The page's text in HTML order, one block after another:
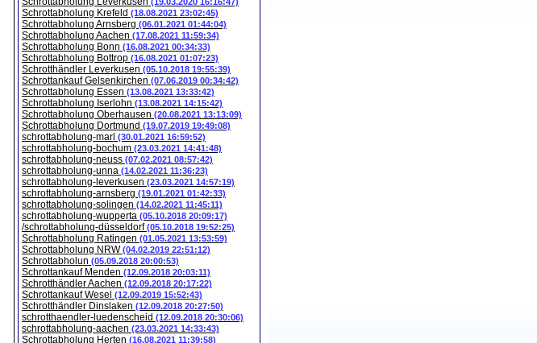
Schrottabholung Krefeld (18.08.2021 23:02:45)
Schrottabholung Arnsberg (06.01.2021 01:44:04)
Schrottabholung Aachen (17.08.2021 11:59:34)
Schrottabholung Bonn (16.08.2021 00:34:33)
Schrottabholung Bottrop (16.08.2021 01:07:23)
Schrotthändler Leverkusen (05.10.2018 19:55:39)
Schrottankauf Gelsenkirchen (07.06.2019 00:34:42)
Schrottabholung Essen (13.08.2021 13:33:42)
Schrottabholung Iserlohn (13.08.2021 14:15:42)
Schrottabholung Oberhausen (20.08.2021 13:13:09)
Schrottabholung Dortmund (19.07.2019 19:49:08)
schrottabholung-marl (30.01.2021 16:59:52)
schrottabholung-bochum (23.03.2021 14:41:48)
schrottabholung-neuss (07.02.2021 08:57:42)
schrottabholung-unna (14.02.2021 11:36:23)
schrottabholung-leverkusen (23.03.2021 14:57:19)
schrottabholung-arnsberg (19.01.2021 01:42:33)
schrottabholung-solingen (14.02.2021 11:45:11)
schrottabholung-wupperta (05.10.2018 20:09:17)
/schrottabholung-düsseldorf(05.10.2018 19:52:25)
Schrottabholung Ratingen (01.05.2021 13:53:59)
Schrottabholung NRW(04.02.2019 22:51:12)
Schrottabholun (05.09.2018 20:00:53)
Schrottankauf Menden (12.09.2018 20:03:11)
Schrotthändler Aachen (12.09.2018 20:17:22)
Schrottankauf Wesel (12.09.2019 15:52:43)
Schrotthändler Dinslaken (12.09.2018 20:27:50)
schrotthaendler-luedenscheid (12.09.2018 20:30:06)
schrottabholung-aachen (23.03.2021 14:33:43)
Schrottabholung Herten (16.08.2021 11:39:58)